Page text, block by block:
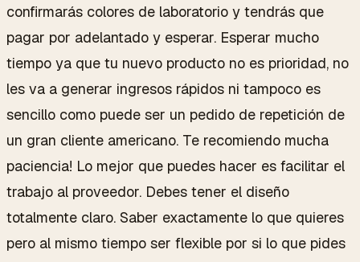
confirmarás colores de laboratorio y tendrás que
pagar por adelantado y esperar. Esperar mucho
tiempo ya que tu nuevo producto no es prioridad, no
les va a generar ingresos rápidos ni tampoco es
sencillo como puede ser un pedido de repetición de
un gran cliente americano. Te recomiendo mucha
paciencia! Lo mejor que puedes hacer es facilitar el
trabajo al proveedor. Debes tener el diseño
totalmente claro. Saber exactamente lo que quieres
pero al mismo tiempo ser flexible por si lo que pides